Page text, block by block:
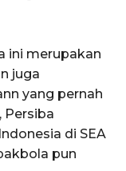
ini merupakan
juga
yang pernah
Persiba
di SEA
pun